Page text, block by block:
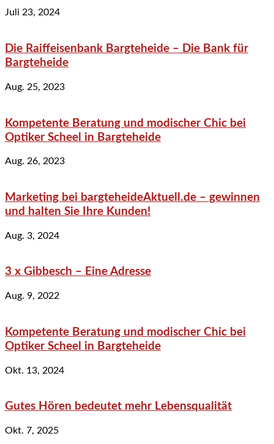
Juli 23, 2024
Die Raiffeisenbank Bargteheide – Die Bank für
Bargteheide
Aug. 25, 2023
Kompetente Beratung und modischer Chic bei
Optiker Scheel in Bargteheide
Aug. 26, 2023
Marketing bei bargteheideAktuell.de – gewinnen
und halten Sie Ihre Kunden!
Aug. 3, 2024
3 x Gibbesch – Eine Adresse
Aug. 9, 2022
Kompetente Beratung und modischer Chic bei
Optiker Scheel in Bargteheide
Okt. 13, 2024
Gutes Hören bedeutet mehr Lebensqualität
Okt. 7, 2025